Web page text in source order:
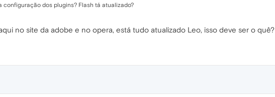
configuração dos plugins? Flash tá atualizado?
no site da adobe e no opera, está tudo atualizado Leo, isso deve ser o quê?